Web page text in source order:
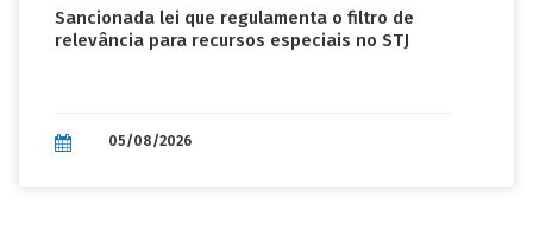
Mara Backes
EAD - TRANSMISSÃO ON-LINE
Sancionada lei que regulamenta o filtro de
relevância para recursos especiais no STJ
05/08/2026